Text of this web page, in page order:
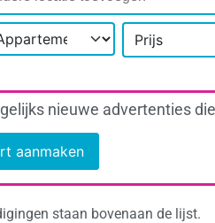
Prijs
nieuwe advertenties
aanmaken
staan bovenaan de lijst.